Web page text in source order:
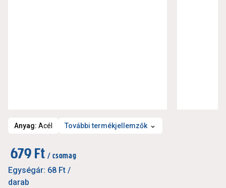
Anyag: Acél További termékjellemzők
679 Ft / csomag
Egységár: 68 Ft /
darab